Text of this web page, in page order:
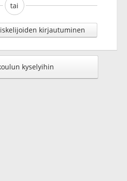
tai
kirjautuminen
kyselyihin